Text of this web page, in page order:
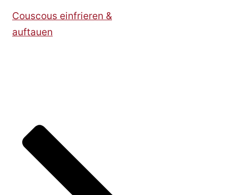
Couscous einfrieren &
auftauen